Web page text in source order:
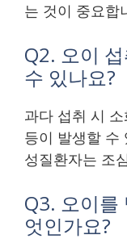
는 것이 중요합
Q2. 오이
수 있나요?
과다 섭취 시
등이 발생할 수
성질환자는 조
Q3. 오이를
엇인가요?